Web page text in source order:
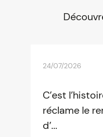
24/07/2026
C’est
réclame le
d’...